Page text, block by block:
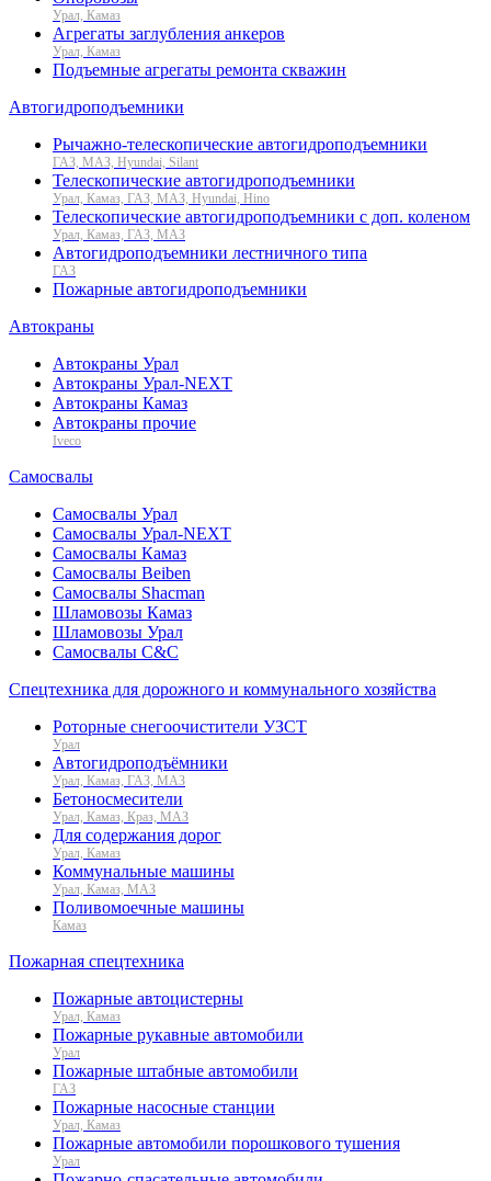
Урал, Камаз
Агрегаты заглубления анкеров
Урал, Камаз
Подъемные агрегаты ремонта скважин
Автогидроподъемники
Рычажно-телескопические автогидроподъемники
ГАЗ, МАЗ, Hyundai, Silant
Телескопические автогидроподъемники
Урал, Камаз, ГАЗ, МАЗ, Hyundai, Hino
Телескопические автогидроподъемники с доп. коленом
Урал, Камаз, ГАЗ, МАЗ
Автогидроподъемники лестничного типа
ГАЗ
Пожарные автогидроподъемники
Автокраны
Автокраны Урал
Автокраны Урал-NEXT
Автокраны Камаз
Автокраны прочие
Iveco
Самосвалы
Самосвалы Урал
Самосвалы Урал-NEXT
Самосвалы Камаз
Самосвалы Beiben
Самосвалы Shacman
Шламовозы Камаз
Шламовозы Урал
Самосвалы C&C
Спецтехника для дорожного и коммунального хозяйства
Роторные снегоочистители УЗСТ
Урал
Автогидроподъёмники
Урал, Камаз, ГАЗ, МАЗ
Бетоносмесители
Урал, Камаз, Краз, МАЗ
Для содержания дорог
Урал, Камаз
Коммунальные машины
Урал, Камаз, МАЗ
Поливомоечные машины
Камаз
Пожарная спецтехника
Пожарные автоцистерны
Урал, Камаз
Пожарные рукавные автомобили
Урал
Пожарные штабные автомобили
ГАЗ
Пожарные насосные станции
Урал, Камаз
Пожарные автомобили порошкового тушения
Урал